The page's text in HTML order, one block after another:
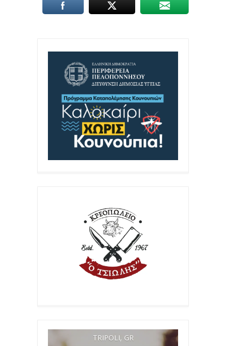
TRIPOLI, GR